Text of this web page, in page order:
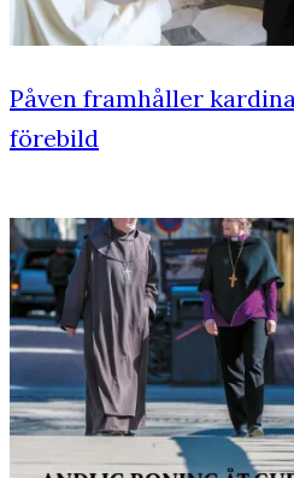
Påven framhåller
förebild